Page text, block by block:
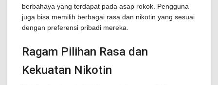
berbahaya yang terdapat pada asap rokok. Pengguna
juga bisa memilih berbagai rasa dan nikotin yang sesuai
dengan preferensi pribadi mereka.
Ragam Pilihan Rasa dan
Kekuatan Nikotin